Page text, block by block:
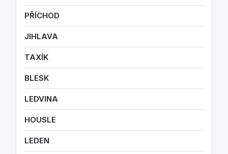
PŘÍCHOD
JIHLAVA
TAXÍK
BLESK
LEDVINA
HOUSLE
LEDEN